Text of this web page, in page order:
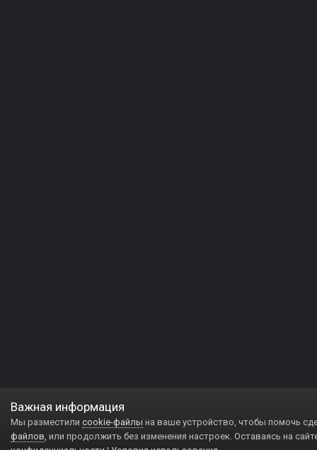
Важная информация
Мы разместили cookie-файлы на ваше устройство, чтобы помочь
файлов, или продолжить без изменения настроек. Оставаясь на